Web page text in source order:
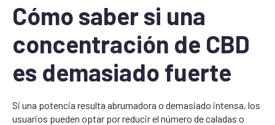
Cómo saber si una
concentración de CBD
es demasiado fuerte
Si una potencia resulta abrumadora o demasiado intensa, los
usuarios pueden optar por reducir el número de caladas o